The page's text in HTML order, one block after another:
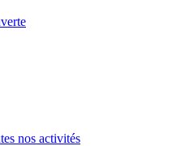
nos activités